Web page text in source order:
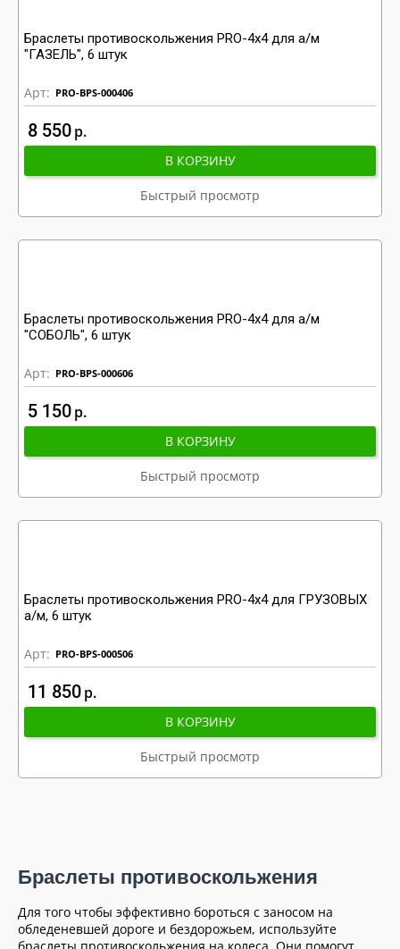
Браслеты противоскольжения PRO-4x4 для а/м
"ГАЗЕЛЬ", 6 штук
Арт: PRO-BPS-000406
8 550р
В КОРЗИНУ
Быстрый просмотр
Браслеты противоскольжения PRO-4x4 для а/м
"СОБОЛЬ", 6 штук
Арт: PRO-BPS-000606
5 150р
В КОРЗИНУ
Быстрый просмотр
Браслеты противоскольжения PRO-4x4 для ГРУЗОВЫХ
а/м, 6 штук
Арт: PRO-BPS-000506
11 850р
В КОРЗИНУ
Быстрый просмотр
Браслеты противоскольжения
Для того чтобы эффективно бороться с заносом на
обледеневшей дороге и бездорожьем, используйте